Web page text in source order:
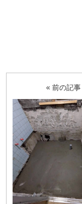
« 前の記事